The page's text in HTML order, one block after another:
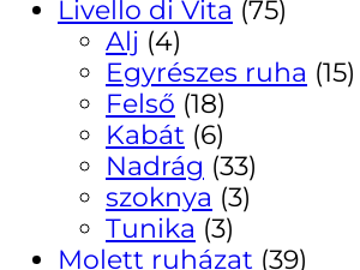
Livello di Vita (75)
Alj (4)
Egyrészes ruha (15)
Felső (18)
Kabát (6)
Nadrág (33)
szoknya (3)
Tunika (3)
Molett ruházat (39)